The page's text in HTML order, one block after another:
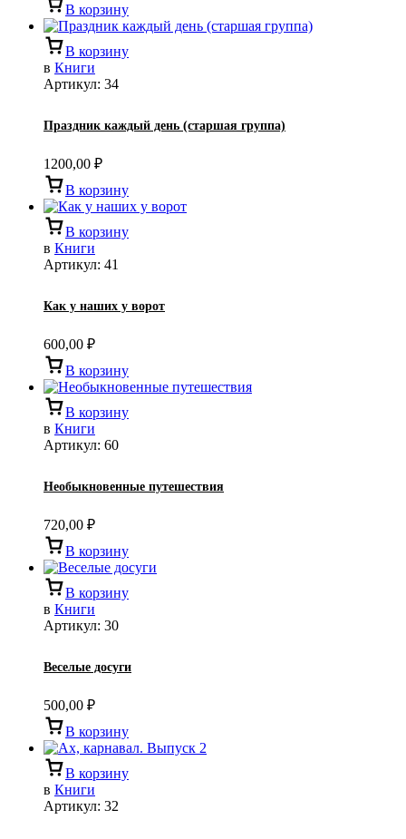
В корзину
В корзину
в Книги
Артикул: 34
Праздник каждый день (старшая группа)
1200,00 ₽
В корзину
В корзину
в Книги
Артикул: 41
Как у наших у ворот
600,00 ₽
В корзину
В корзину
в Книги
Артикул: 60
Необыкновенные путешествия
720,00 ₽
В корзину
В корзину
в Книги
Артикул: 30
Веселые досуги
500,00 ₽
В корзину
В корзину
в Книги
Артикул: 32